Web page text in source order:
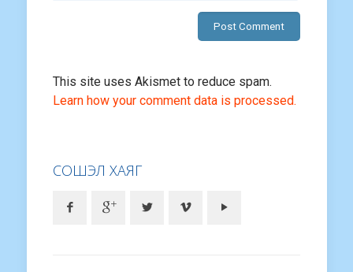
This site uses Akismet to reduce spam.
Learn how your comment data is processed.
СОШЭЛ ХАЯГ